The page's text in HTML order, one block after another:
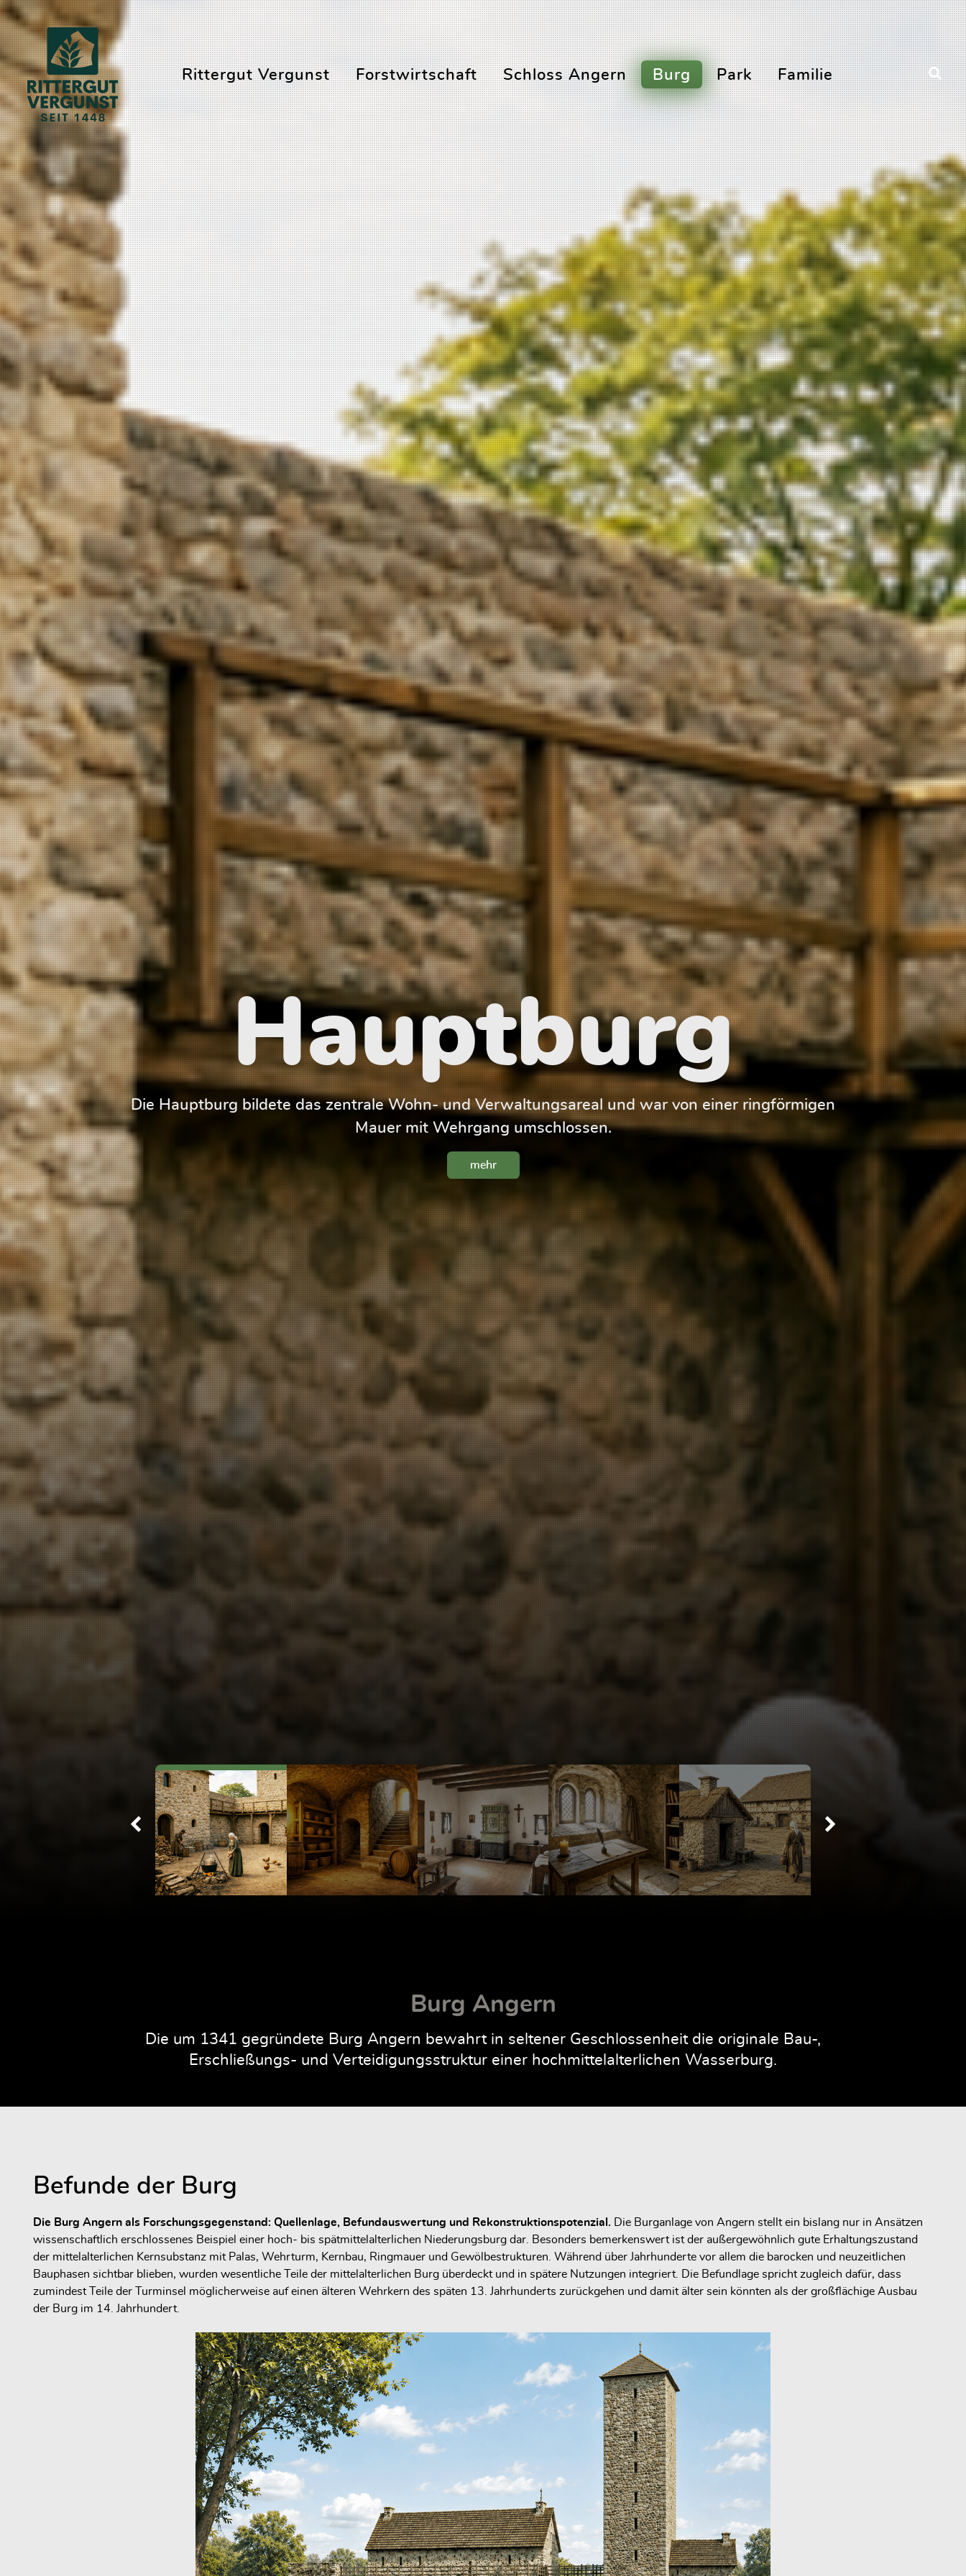
Rittergut Vergunst Forstwirtschaft Schloss Angern Burg Park Familie
Hauptburg
Die Hauptburg bildete das zentrale Wohn- und Verwaltungsareal und war von einer ringförmigen
Mauer mit Wehrgang umschlossen.
mehr
Der Palas
Burg Angern
Die um 1341 gegründete Burg Angern bewahrt in seltener Geschlossenheit die originale Bau-,
Erschließungs- und Verteidigungsstruktur einer hochmittelalterlichen Wasserburg.
Befunde der Burg
Die Burg Angern als Forschungsgegenstand: Quellenlage, Befundauswertung und Rekonstruktionspotenzial. Die Burganlage von Angern stellt ein bislang nur in Ansätzen
wissenschaftlich erschlossenes Beispiel einer hoch- bis spätmittelalterlichen Niederungsburg dar. Besonders bemerkenswert ist der außergewöhnlich gute Erhaltungszustand
der mittelalterlichen Kernsubstanz mit Palas, Wehrturm, Kernbau, Ringmauer und Gewölbestrukturen. Während über Jahrhunderte vor allem die barocken und neuzeitlichen
Bauphasen sichtbar blieben, wurden wesentliche Teile der mittelalterlichen Burg überdeckt und in spätere Nutzungen integriert. Die Befundlage spricht zugleich dafür, dass
zumindest Teile der Turminsel möglicherweise auf einen älteren Wehrkern des späten 13. Jahrhunderts zurückgehen und damit älter sein könnten als der großflächige Ausbau
der Burg im 14. Jahrhundert.